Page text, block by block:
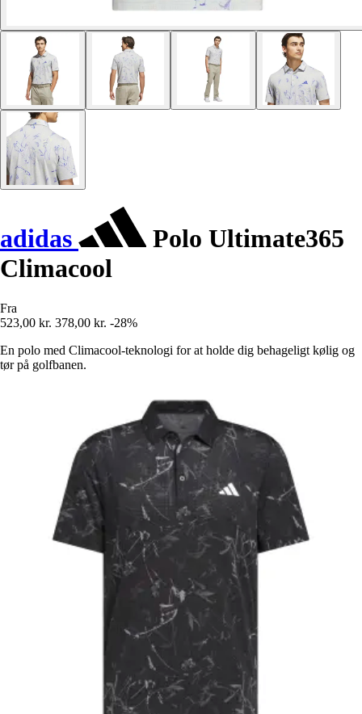
adidas
Polo Ultimate365
Climacool
Fra
523,00 kr. 378,00 kr. -28%
En polo med Climacool-teknologi for at holde dig behageligt kølig og
tør på golfbanen.